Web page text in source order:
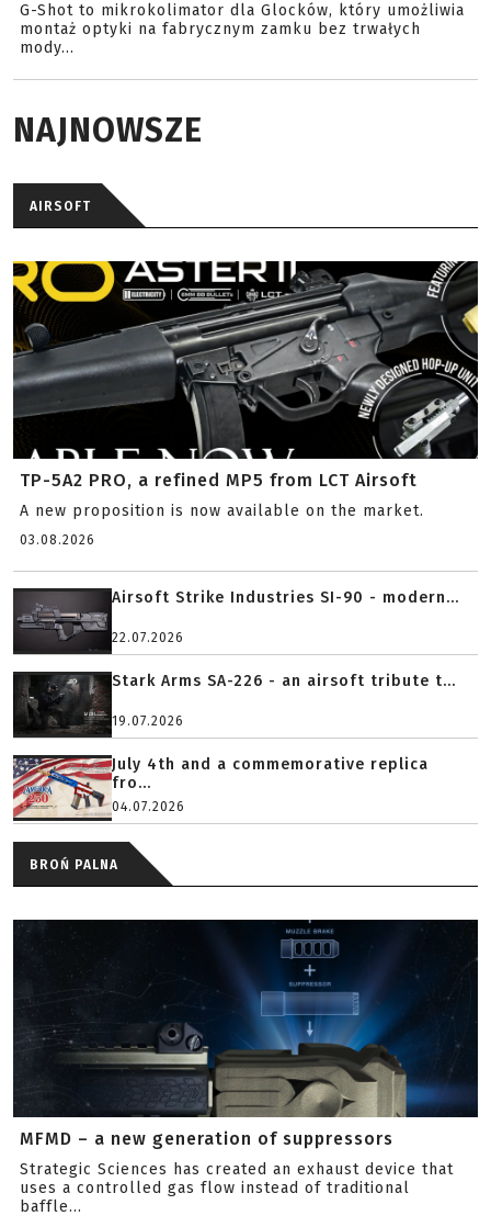
G-Shot to mikrokolimator dla Glocków, który umożliwia
montaż optyki na fabrycznym zamku bez trwałych
mody...
NAJNOWSZE
AIRSOFT
TP-5A2 PRO, a refined MP5 from LCT Airsoft
A new proposition is now available on the market.
03.08.2026
Airsoft Strike Industries SI-90 - modern...
22.07.2026
Stark Arms SA-226 - an airsoft tribute t...
19.07.2026
July 4th and a commemorative replica
fro...
04.07.2026
BROŃ PALNA
MFMD – a new generation of suppressors
Strategic Sciences has created an exhaust device that
uses a controlled gas flow instead of traditional
baffle...